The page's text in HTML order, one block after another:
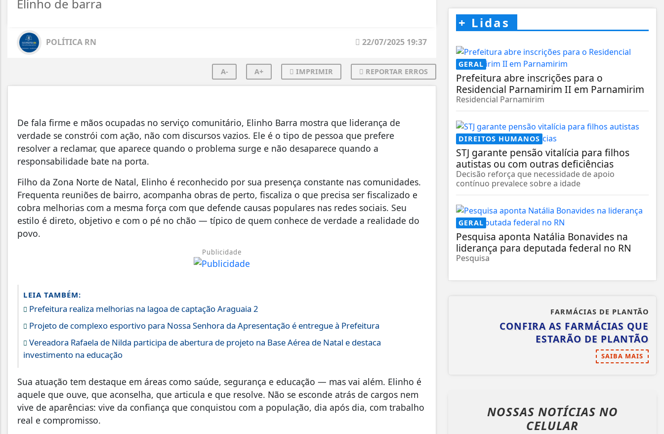
Elinho de barra
POLÍTICA RN 22/07/2025 19:37
A- A+ IMPRIMIR REPORTAR ERROS
De fala firme e mãos ocupadas no serviço comunitário, Elinho Barra mostra que liderança de
verdade se constrói com ação, não com discursos vazios. Ele é o tipo de pessoa que prefere
resolver a reclamar, que aparece quando o problema surge e não desaparece quando a
responsabilidade bate na porta.
Filho da Zona Norte de Natal, Elinho é reconhecido por sua presença constante nas comunidades.
Frequenta reuniões de bairro, acompanha obras de perto, fiscaliza o que precisa ser fiscalizado e
cobra melhorias com a mesma força com que defende causas populares nas redes sociais. Seu
estilo é direto, objetivo e com o pé no chão — típico de quem conhece de verdade a realidade do
povo.
Publicidade
LEIA TAMBÉM:
Prefeitura realiza melhorias na lagoa de captação Araguaia 2
Projeto de complexo esportivo para Nossa Senhora da Apresentação é entregue à Prefeitura
Vereadora Rafaela de Nilda participa de abertura de projeto na Base Aérea de Natal e destaca
investimento na educação
Sua atuação tem destaque em áreas como saúde, segurança e educação — mas vai além. Elinho é
aquele que ouve, que aconselha, que articula e que resolve. Não se esconde atrás de cargos nem
vive de aparências: vive da confiança que conquistou com a população, dia após dia, com trabalho
real e compromisso.
+ Lidas
GERAL
Prefeitura abre inscrições para o
Residencial Parnamirim II em Parnamirim
Residencial Parnamirim
DIREITOS HUMANOS
STJ garante pensão vitalícia para filhos
autistas ou com outras deficiências
Decisão reforça que necessidade de apoio
contínuo prevalece sobre a idade
GERAL
Pesquisa aponta Natália Bonavides na
liderança para deputada federal no RN
Pesquisa
FARMÁCIAS DE PLANTÃO
CONFIRA AS FARMÁCIAS QUE
ESTARÃO DE PLANTÃO
SAIBA MAIS
NOSSAS NOTÍCIAS NO
CELULAR